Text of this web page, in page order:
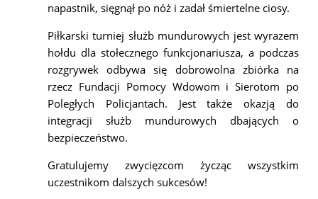
napastnik, sięgnął po nóż i zadał śmiertelne ciosy.
Piłkarski turniej służb mundurowych jest wyrazem
hołdu dla stołecznego funkcjonariusza, a podczas
rozgrywek odbywa się dobrowolna zbiórka na
rzecz Fundacji Pomocy Wdowom i Sierotom po
Poległych Policjantach. Jest także okazją do
integracji służb mundurowych dbających o
bezpieczeństwo.
Gratulujemy zwycięzcom życząc wszystkim
uczestnikom dalszych sukcesów!